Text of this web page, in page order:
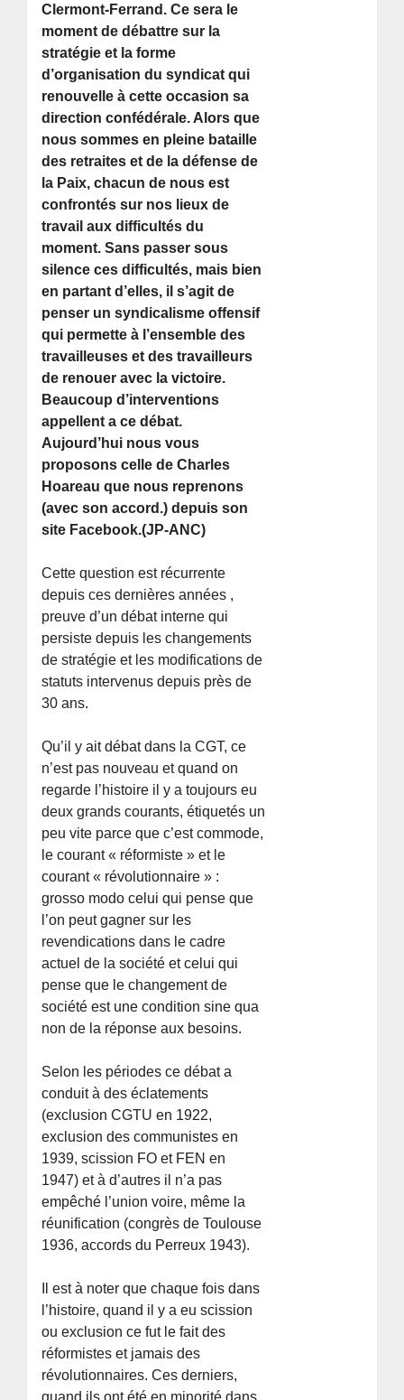
Clermont-Ferrand. Ce sera le
moment de débattre sur la
stratégie et la forme
d’organisation du syndicat qui
renouvelle à cette occasion sa
direction confédérale. Alors que
nous sommes en pleine bataille
des retraites et de la défense de
la Paix, chacun de nous est
confrontés sur nos lieux de
travail aux difficultés du
moment. Sans passer sous
silence ces difficultés, mais bien
en partant d’elles, il s’agit de
penser un syndicalisme offensif
qui permette à l’ensemble des
travailleuses et des travailleurs
de renouer avec la victoire.
Beaucoup d’interventions
appellent a ce débat.
Aujourd’hui nous vous
proposons celle de Charles
Hoareau que nous reprenons
(avec son accord.) depuis son
site Facebook.(JP-ANC)
Cette question est récurrente
depuis ces dernières années ,
preuve d’un débat interne qui
persiste depuis les changements
de stratégie et les modifications de
statuts intervenus depuis près de
30 ans.
Qu’il y ait débat dans la CGT, ce
n’est pas nouveau et quand on
regarde l’histoire il y a toujours eu
deux grands courants, étiquetés un
peu vite parce que c’est commode,
le courant « réformiste » et le
courant « révolutionnaire » :
grosso modo celui qui pense que
l’on peut gagner sur les
revendications dans le cadre
actuel de la société et celui qui
pense que le changement de
société est une condition sine qua
non de la réponse aux besoins.
Selon les périodes ce débat a
conduit à des éclatements
(exclusion CGTU en 1922,
exclusion des communistes en
1939, scission FO et FEN en
1947) et à d’autres il n’a pas
empêché l’union voire, même la
réunification (congrès de Toulouse
1936, accords du Perreux 1943).
Il est à noter que chaque fois dans
l’histoire, quand il y a eu scission
ou exclusion ce fut le fait des
réformistes et jamais des
révolutionnaires. Ces derniers,
quand ils ont été en minorité dans